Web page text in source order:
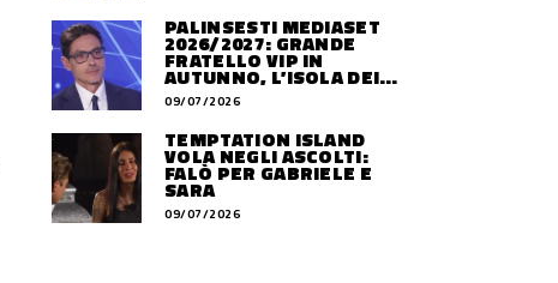
PALINSESTI MEDIASET
2026/2027: GRANDE
FRATELLO VIP IN
AUTUNNO, L’ISOLA DEI
FAMOSI SLITTA AL 2027
09/07/2026
TEMPTATION ISLAND
VOLA NEGLI ASCOLTI:
FALÒ PER GABRIELE E
SARA
09/07/2026